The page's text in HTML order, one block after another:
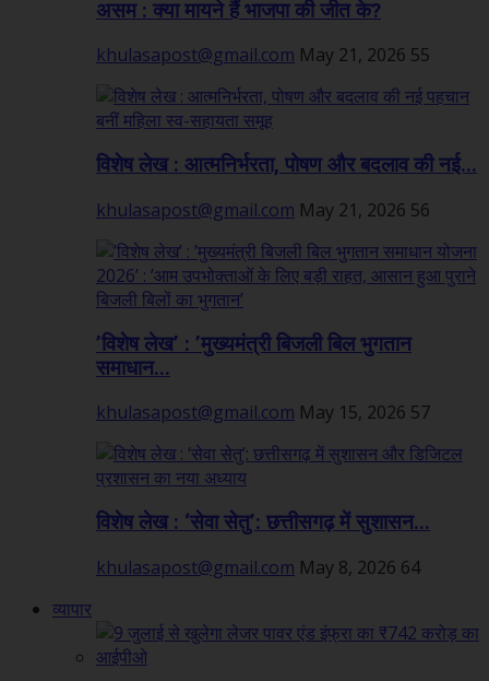
असम : क्या मायने हैं भाजपा की जीत के?
khulasapost@gmail.com May 21, 2026 55
विशेष लेख : आत्मनिर्भरता, पोषण और बदलाव की नई...
khulasapost@gmail.com May 21, 2026 56
’विशेष लेख’ : ’मुख्यमंत्री बिजली बिल भुगतान
समाधान...
khulasapost@gmail.com May 15, 2026 57
विशेष लेख : ‘सेवा सेतु’: छत्तीसगढ़ में सुशासन...
khulasapost@gmail.com May 8, 2026 64
व्यापार